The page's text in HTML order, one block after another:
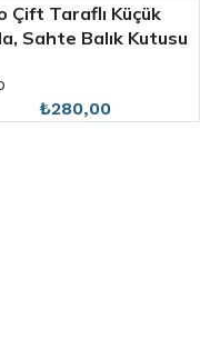
Çift Taraflı Küçük
Sahte Balık Kutusu
₺280,00